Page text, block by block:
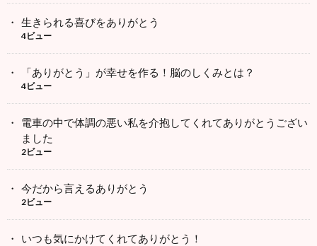
生きられる喜びをありがとう
4ビュー
「ありがとう」が幸せを作る！脳のしくみとは？
4ビュー
電車の中で体調の悪い私を介抱してくれてありがとうござい
ました
2ビュー
今だから言えるありがとう
2ビュー
いつも気にかけてくれてありがとう！